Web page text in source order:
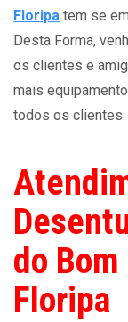
Floripa tem se
Desta Forma,
os clientes e
mais
todos os clientes.
do
Floripa